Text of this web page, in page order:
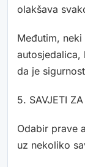
olakšava
Međutim,
autosjedalica,
da je
5. SAVJETI
Odabir prave
uz nekoliko